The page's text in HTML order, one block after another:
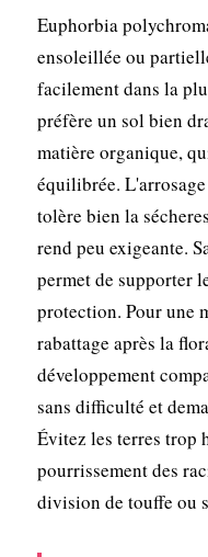
Euphorbia
ensoleillée ou
facilement dans la
préfère un sol bien
matière organique,
équilibrée.
tolère bien la
rend peu exigeante.
permet de supporter
protection. Pour une
rabattage après la
développement
sans difficulté et
Évitez les terres trop
pourrissement des
division de touffe ou